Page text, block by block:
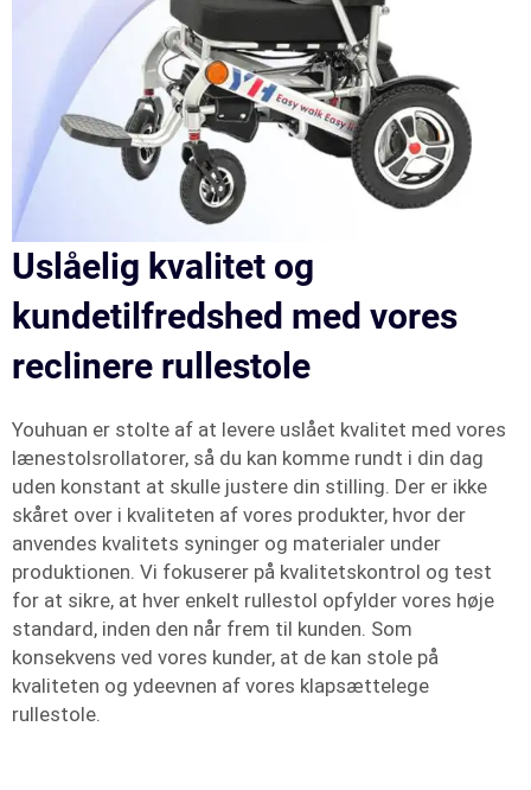
Uslåelig kvalitet og
kundetilfredshed med vores
reclinere rullestole
Youhuan er stolte af at levere uslået kvalitet med vores
lænestolsrollatorer, så du kan komme rundt i din dag
uden konstant at skulle justere din stilling. Der er ikke
skåret over i kvaliteten af vores produkter, hvor der
anvendes kvalitets syninger og materialer under
produktionen. Vi fokuserer på kvalitetskontrol og test
for at sikre, at hver enkelt rullestol opfylder vores høje
standard, inden den når frem til kunden. Som
konsekvens ved vores kunder, at de kan stole på
kvaliteten og ydeevnen af vores klapsættelege
rullestole.